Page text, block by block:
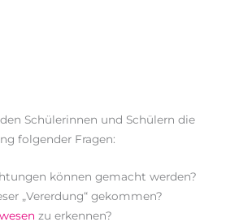
Schülerinnen und Schülern die
folgender Fragen:
können gemacht werden?
„Vererdung“ gekommen?
zu erkennen?